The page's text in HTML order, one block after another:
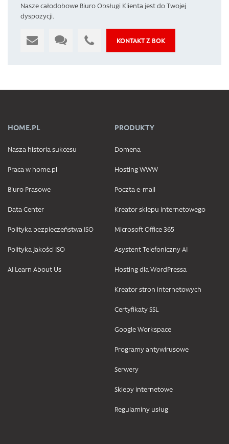
Nasze całodobowe Biuro Obsługi Klienta jest do Twojej
dyspozycji.
KONTAKT Z BOK
HOME.PL
Nasza historia sukcesu
Praca w home.pl
Biuro Prasowe
Data Center
Polityka bezpieczeństwa ISO
Polityka jakości ISO
AI Learn About Us
PRODUKTY
Domena
Hosting WWW
Poczta e-mail
Kreator sklepu internetowego
Microsoft Office 365
Asystent Telefoniczny AI
Hosting dla WordPressa
Kreator stron internetowych
Certyfikaty SSL
Google Workspace
Programy antywirusowe
Serwery
Sklepy internetowe
Regulaminy usług